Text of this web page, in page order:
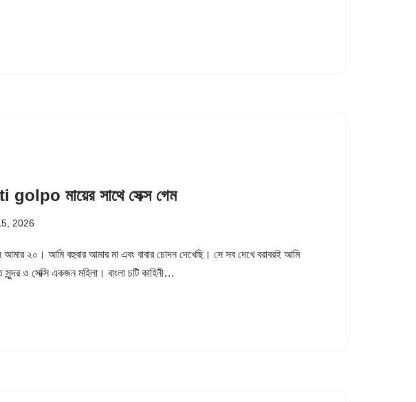
মায়ের সাথে সেক্স গেম
2026
আমি বহুবার আমার মা এবং বাবার চোদন দেখেছি। সে সব দেখে বরাবরই আমি
ও সেক্সি একজন মহিলা। বাংলা চটি কাহিনী…